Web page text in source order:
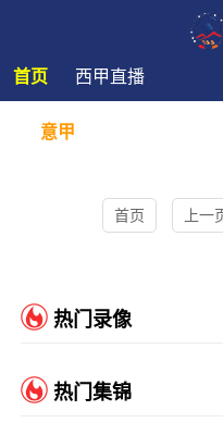
首页 西甲直播
意甲
首页 上一
热门录像
热门集锦